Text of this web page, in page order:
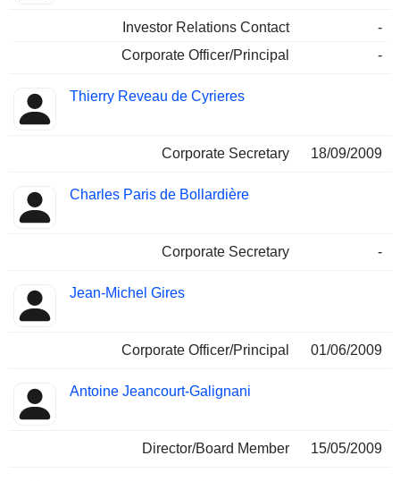
Investor Relations Contact
-
Corporate Officer/Principal
-
Thierry Reveau de Cyrieres
Corporate Secretary 18/09/2009
Charles Paris de Bollardière
Corporate Secretary -
Jean-Michel Gires
Corporate Officer/Principal 01/06/2009
Antoine Jeancourt-Galignani
Director/Board Member 15/05/2009